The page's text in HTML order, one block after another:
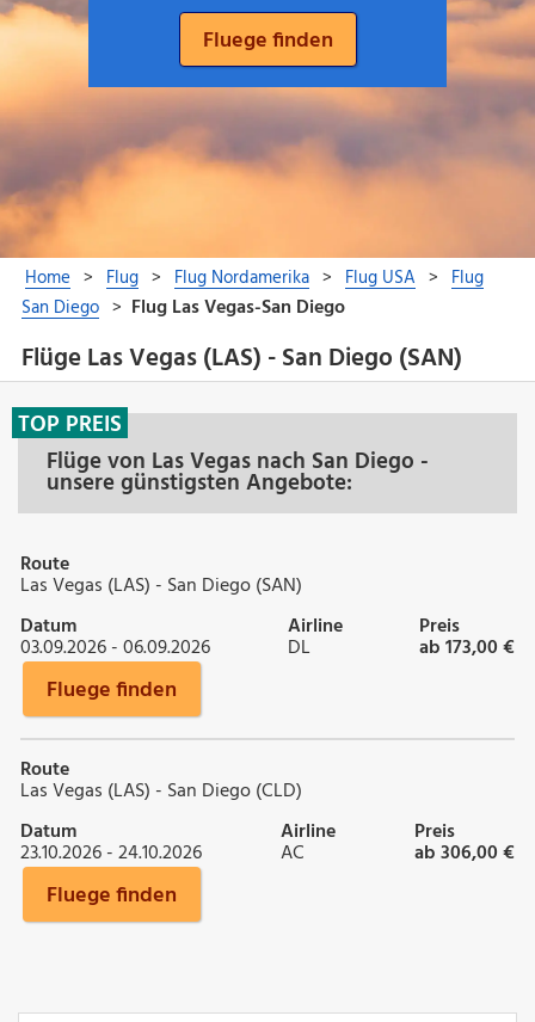
Flüge Las Vegas (LAS) - San Diego (SAN)
Flüge von Las Vegas nach San Diego -
unsere günstigsten Angebote:
TOP PREIS
Route
Las Vegas (LAS) - San Diego (SAN)
Datum
03.09.2026 - 06.09.2026
Airline
DL
Preis
ab 173,00 €
Fluege finden
Route
Las Vegas (LAS) - San Diego (CLD)
Datum
23.10.2026 - 24.10.2026
Airline
AC
Preis
ab 306,00 €
Fluege finden